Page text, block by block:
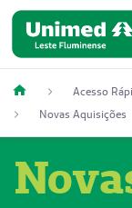
Acesso
Novas Aquisições